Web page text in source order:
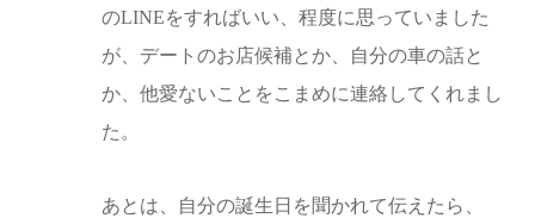
のLINEをすればいい、程度に思っていました
が、デートのお店候補とか、自分の車の話と
か、他愛ないことをこまめに連絡してくれまし
た。
あとは、自分の誕生日を聞かれて伝えたら、